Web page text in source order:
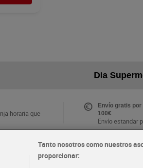
Dia
horaria que
Envío gratis
100€
Envío estandar
Tanto nosotros como nuestros
proporcionar: